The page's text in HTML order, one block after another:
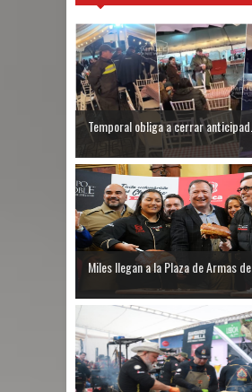
Temporal obliga a cerrar anticipad...
Miles llegan a la Plaza de Armas de...